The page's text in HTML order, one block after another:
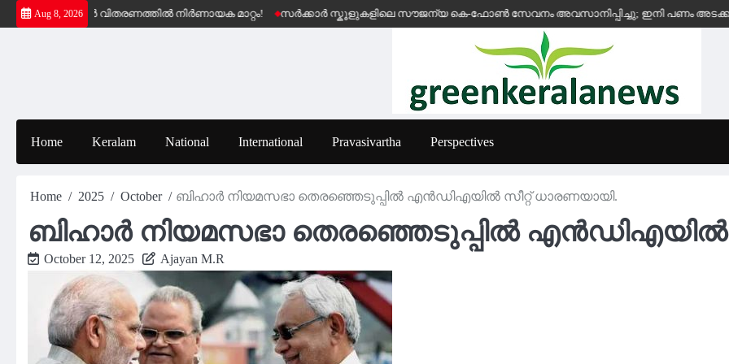
Skip
to
Aug 8, 2026
പെൻഷൻ വിതരണത്തിൽ നിർണായക മാറ്റം! സർക്കാർ സ്കൂളുകളിലെ സൗജന്യ കെ-ഫോൺ സേവനം അവസാനിപ്പിച്ചു; ഇനി പണം അടക്കുന്ന
Home Keralam National International Pravasivartha Perspectives
Home 2025 October ബിഹാര്‍ നിയമസഭാ തെരഞ്ഞെടുപ്പില്‍ എന്‍ഡിഎയില്‍ സീറ്റ് ധാരണയായി.
ബിഹാര്‍ നിയമസഭാ തെരഞ്ഞെടുപ്പില്‍ എന്‍ഡിഎയില്‍
October 12, 2025 Ajayan M.R